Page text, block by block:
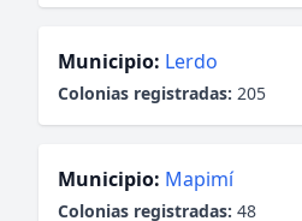
Municipio: Lerdo
Colonias registradas: 205
Municipio: Mapimí
Colonias registradas: 48